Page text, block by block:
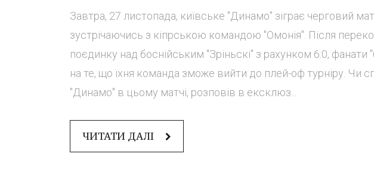
Завтра, 27 листопада, київське "Динамо" зіграє черговий
зустрічаючись з кіпрською командою "Омонія". Після
поєдинку над боснійським "Зріньскі" з рахунком 6:0, фанати
на те, що їхня команда зможе вийти до плей-оф турніру. Чи
"Динамо" в цьому матчі, розповів в ексклюз...
ЧИТАТИ ДАЛІ